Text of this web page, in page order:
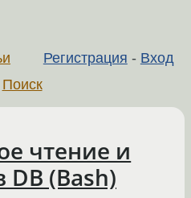
Регистрация - Вход
Поиск
чтение и
(Bash)